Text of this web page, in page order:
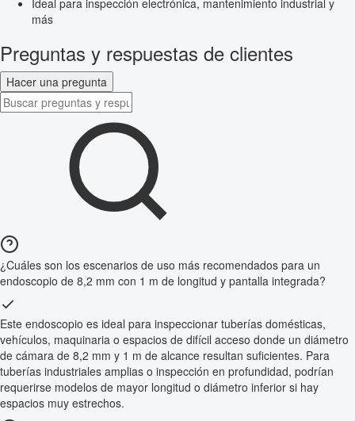
Ideal para inspección electrónica, mantenimiento industrial y
más
Preguntas y respuestas de clientes
Hacer una pregunta
¿Cuáles son los escenarios de uso más recomendados para un
endoscopio de 8,2 mm con 1 m de longitud y pantalla integrada?
Este endoscopio es ideal para inspeccionar tuberías domésticas,
vehículos, maquinaria o espacios de difícil acceso donde un diámetro
de cámara de 8,2 mm y 1 m de alcance resultan suficientes. Para
tuberías industriales amplias o inspección en profundidad, podrían
requerirse modelos de mayor longitud o diámetro inferior si hay
espacios muy estrechos.